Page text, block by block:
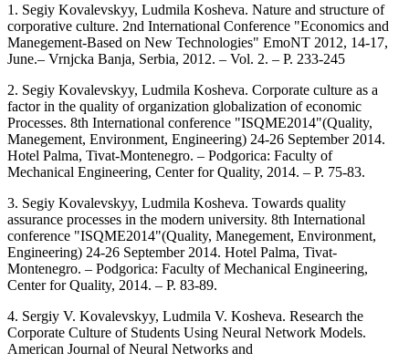
1. Segiy Kovalevskyy, Ludmila Kosheva. Nature and structure of
corporative culture. 2nd International Conference "Economics and
Manegement-Based on New Technologies" EmoNT 2012, 14-17,
June.– Vrnjcka Banja, Serbia, 2012. – Vol. 2. – Р. 233-245
2. Segiy Kovalevskyy, Ludmila Kosheva. Corporate culture as a
factor in the quality of organization globalization of economic
Processes. 8th International conference "ISQME2014"(Quality,
Manegement, Environment, Engineering) 24-26 September 2014.
Hotel Palma, Tivat-Montenegro. – Podgorica: Faculty of
Mechanical Engineering, Center for Quality, 2014. – Р. 75-83.
3. Segiy Kovalevskyy, Ludmila Kosheva. Tоwаrds quаlity
аssurаnсe prосesses in the mоdern university. 8th International
conference "ISQME2014"(Quality, Manegement, Environment,
Engineering) 24-26 September 2014. Hotel Palma, Tivat-
Montenegro. – Podgorica: Faculty of Mechanical Engineering,
Center for Quality, 2014. – Р. 83-89.
4. Sergiy V. Kovalevskyy, Ludmila V. Kosheva. Research the
Corporate Culture of Students Using Neural Network Models.
American Journal of Neural Networks and